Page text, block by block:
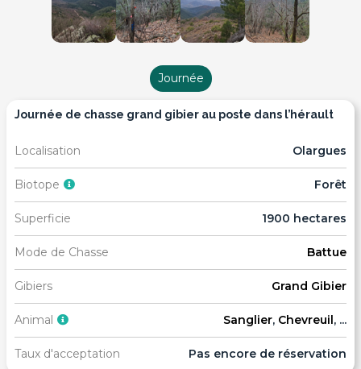
Journée
journée de chasse grand gibier au poste dans l’hérault
Localisation Olargues
Biotope Forêt
Superficie 1900 hectares
Mode de Chasse Battue
Gibiers Grand Gibier
Animal Sanglier, Chevreuil, ...
Taux d'acceptation Pas encore de réservation